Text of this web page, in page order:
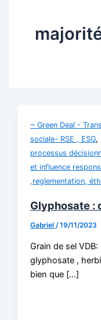
~ Green Deal -
sociale- RSE , ESG,
processus
et influence
,reglementation,
Glyphosate :
Gabriel/19/11/2023
Grain de sel
glyphosate ,
bien que […]